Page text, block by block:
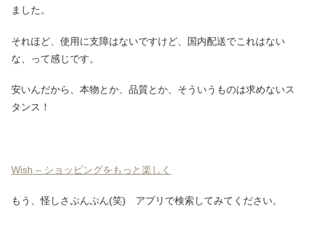
ました。
それほど、使用に支障はないですけど、国内配送でこれはない
な、って感じです。
安いんだから、本物とか、品質とか、そういうものは求めないス
タンス！
Wish – ショッピングをもっと楽しく
もう、怪しさぷんぷん(笑) アプリで検索してみてください。